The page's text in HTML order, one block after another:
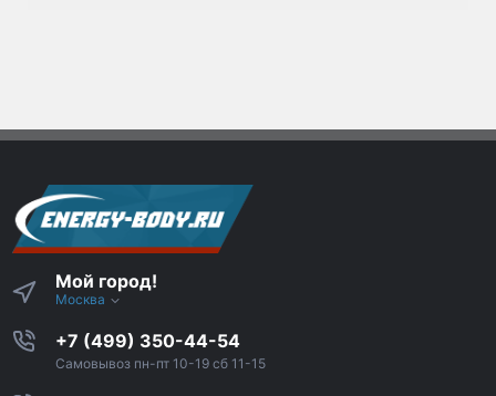
Мой город!
Москва
+7 (499) 350-44-54
Самовывоз пн-пт 10-19 сб 11-15